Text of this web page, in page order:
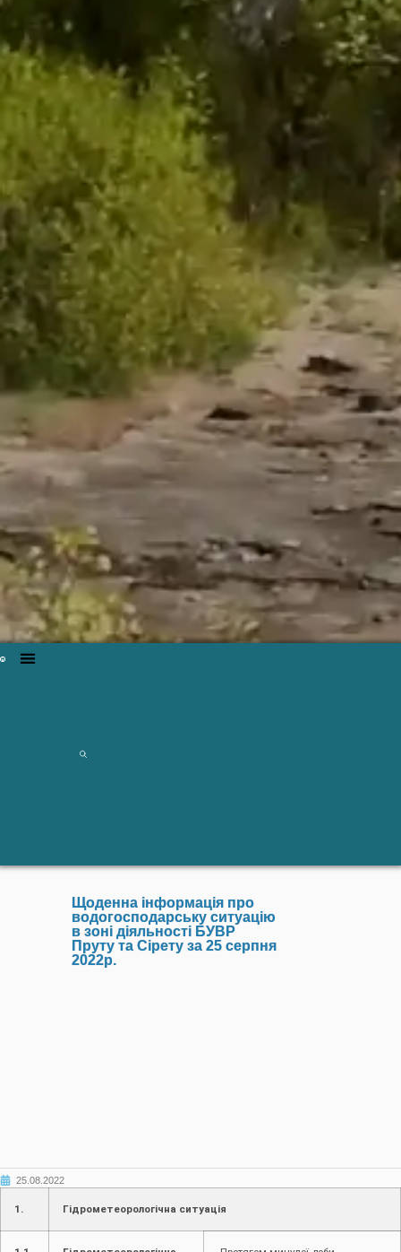
Щоденна інформація про
водогосподарську ситуацію
в зоні діяльності БУВР
Пруту та Сірету за 25 серпня
2022р.
25.08.2022
1. Гідрометеорологічна ситуація